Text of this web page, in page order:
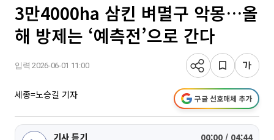
3만4000ha 삼킨 벼멸구 악몽…올
해 방제는 ‘예측전’으로 간다
입력 2026-06-01 11:00
세종=노승길 기자 구글 선호매체 추가
기사 듣기 00:00 / 04:44